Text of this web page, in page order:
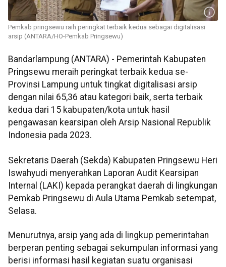
Pemkab pringsewu raih peringkat terbaik kedua sebagai digitalisasi
arsip (ANTARA/HO-Pemkab Pringsewu)
Bandarlampung (ANTARA) - Pemerintah Kabupaten
Pringsewu meraih peringkat terbaik kedua se-
Provinsi Lampung untuk tingkat digitalisasi arsip
dengan nilai 65,36 atau kategori baik, serta terbaik
kedua dari 15 kabupaten/kota untuk hasil
pengawasan kearsipan oleh Arsip Nasional Republik
Indonesia pada 2023.
Sekretaris Daerah (Sekda) Kabupaten Pringsewu Heri
Iswahyudi menyerahkan Laporan Audit Kearsipan
Internal (LAKI) kepada perangkat daerah di lingkungan
Pemkab Pringsewu di Aula Utama Pemkab setempat,
Selasa.
Menurutnya, arsip yang ada di lingkup pemerintahan
berperan penting sebagai sekumpulan informasi yang
berisi informasi hasil kegiatan suatu organisasi